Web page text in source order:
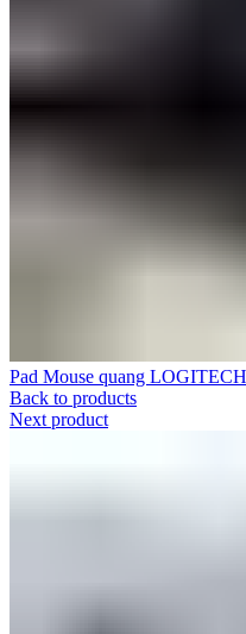
Pad Mouse quang
Back to products
Next product